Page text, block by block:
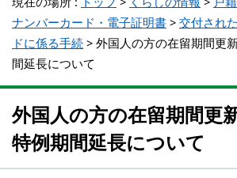
ナンバーカード・電子証明書 > 交付され
ドに係る手続 > 外国人の方の在留期間更
間延長について
外国人の方の在留期間更
特例期間延長について